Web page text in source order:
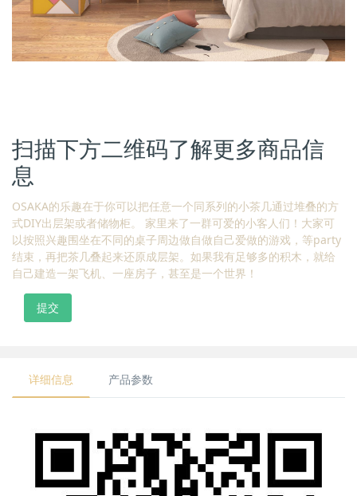
扫描下方二维码了解更多商品信
息
OSAKA的乐趣在于你可以把任意一个同系列的小茶几通过堆叠的方
式DIY出层架或者储物柜。 家里来了一群可爱的小客人们！大家可
以按照兴趣围坐在不同的桌子周边做自做自己爱做的游戏，等party
结束，再把茶几叠起来还原成层架。如果我有足够多的积木，就给
自己建造一架飞机、一座房子，甚至是一个世界！
提交
详细信息 产品参数